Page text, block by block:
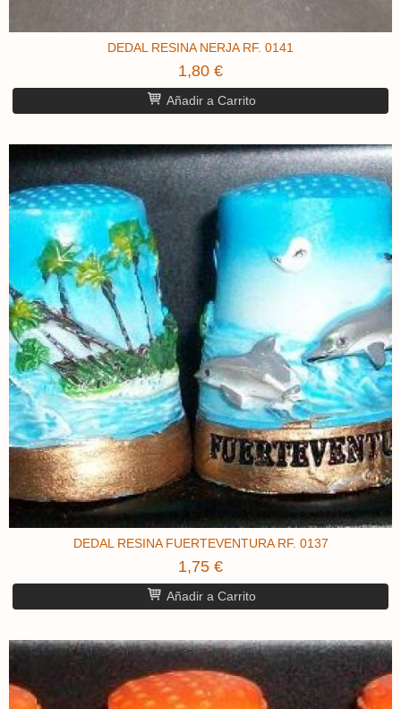
DEDAL RESINA NERJA RF. 0141
1,80 €
Añadir a Carrito
DEDAL RESINA FUERTEVENTURA RF. 0137
1,75 €
Añadir a Carrito